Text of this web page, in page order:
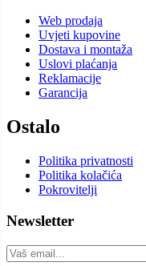
Web prodaja
Uvjeti kupovine
Dostava i montaža
Uslovi plaćanja
Reklamacije
Garancija
Ostalo
Politika privatnosti
Politika kolačića
Pokrovitelji
Newsletter